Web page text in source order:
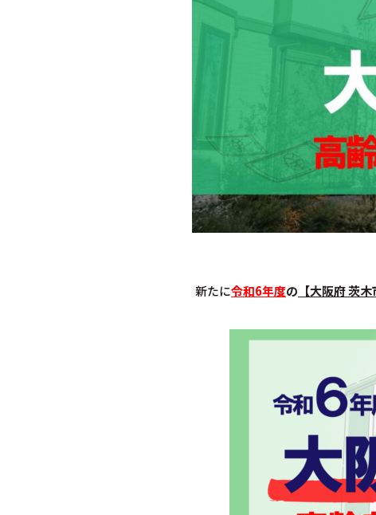
新たに令和6年度の 【大阪府 茨